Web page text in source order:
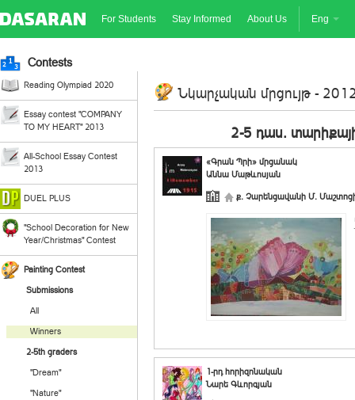
For Students Stay Informed About Us Eng
Contests
Reading Olympiad 2020
Essay contest "COMPANY
TO MY HEART" 2013
All-School Essay Contest
2013
DUEL PLUS
"School Decoration for New
Year/Christmas" Contest
Painting Contest
Submissions
All
Winners
2-5th graders
"Dream"
"Nature"
Նկարչական մրցույթ -
2-5 դաս.
«Գրան Պրի» մրցանակ
Աննա Մաթևոսյան
ք. Չարենցավանի Մ.
1-րդ հորիզոնական
Նարե Գևորգյան